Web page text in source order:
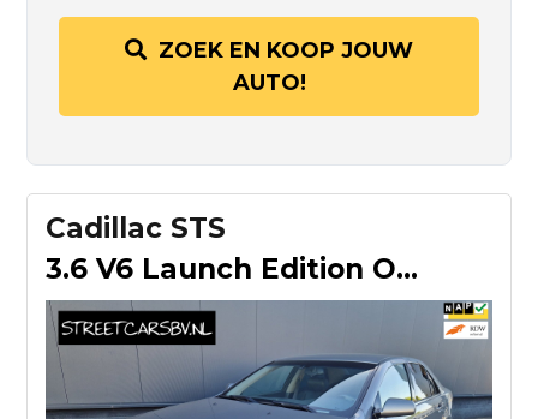
ZOEK EN KOOP JOUW
AUTO!
Cadillac STS
3.6 V6 Launch Edition Origineel Nederlands!